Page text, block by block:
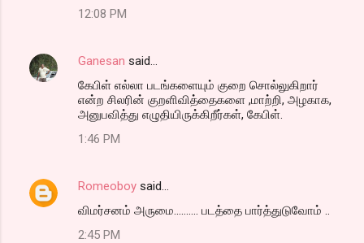
12:08 PM
Ganesan said…
கேபிள் எல்லா படங்களையும் குறை சொல்லுகிறார்
என்ற சிலரின் குறளிவித்தைகளை ,மாற்றி, அழகாக,
அனுபவித்து எழுதியிருக்கிறீர்கள், கேபிள்.
1:46 PM
Romeoboy said…
விமர்சனம் அருமை.......... படத்தை பார்த்துடுவோம் ..
2:45 PM